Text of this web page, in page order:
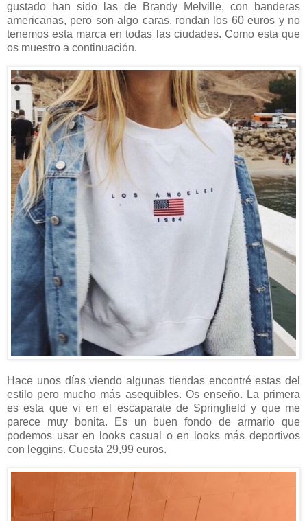
gustado han sido las de Brandy Melville, con banderas
americanas, pero son algo caras, rondan los 60 euros y no
tenemos esta marca en todas las ciudades. Como esta que
os muestro a continuación.
Hace unos días viendo algunas tiendas encontré estas del
estilo pero mucho más asequibles. Os enseño. La primera
es esta que vi en el escaparate de Springfield y que me
parece muy bonita. Es un buen fondo de armario que
podemos usar en looks casual o en looks más deportivos
con leggins. Cuesta 29,99 euros.